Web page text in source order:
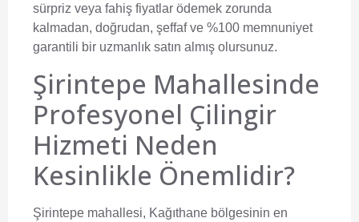
sürpriz veya fahiş fiyatlar ödemek zorunda
kalmadan, doğrudan, şeffaf ve %100 memnuniyet
garantili bir uzmanlık satın almış olursunuz.
Şirintepe Mahallesinde
Profesyonel Çilingir
Hizmeti Neden
Kesinlikle Önemlidir?
Şirintepe mahallesi, Kağıthane bölgesinin en